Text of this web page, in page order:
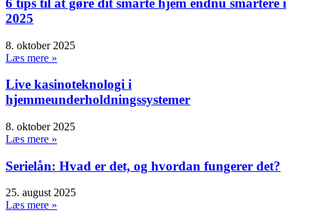
6 tips til at gøre dit smarte hjem endnu smartere i
2025
8. oktober 2025
Læs mere »
Live kasinoteknologi i
hjemmeunderholdningssystemer
8. oktober 2025
Læs mere »
Serielån: Hvad er det, og hvordan fungerer det?
25. august 2025
Læs mere »